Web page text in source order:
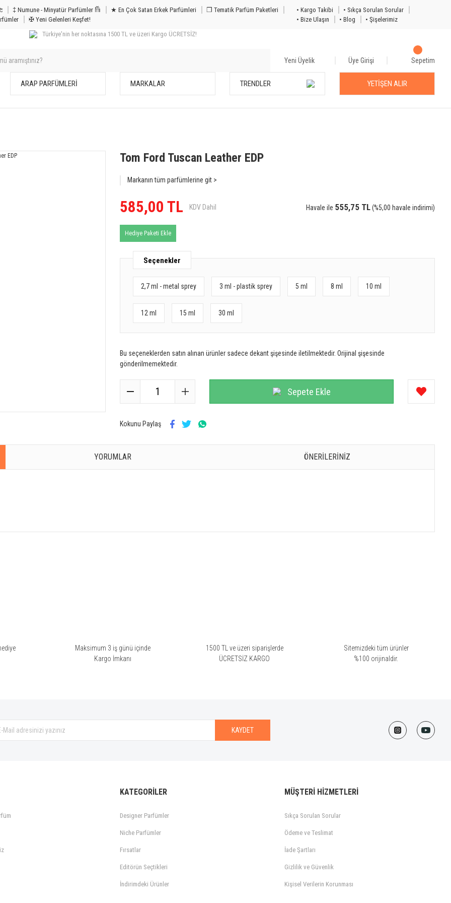
𐦝 ‡ Numune - Minyatür Parfümler 𐙏 ★ En Çok Satan Erkek Parfümleri
❒ Tematik Parfüm Paketleri
✠ Yeni Gelenleri Keşfet!
• Kargo Takibi
• Sıkça Sorulan Sorular
• Bize Ulaşın
• Blog
• Şişelerimiz
Türkiye'nin her noktasına 1500 TL ve üzeri Kargo ÜCRETSİZ!
Yeni Üyelik Üye Girişi Sepetim
ARAP PARFÜMLERİ MARKALAR TRENDLER YETİŞEN ALIR
Tom Ford Tuscan Leather EDP
Markanın tüm parfümlerine git >
585,00 TL KDV Dahil Havale ile 555,75 TL(%5,00 havale indirimi)
Hediye Paketi Ekle
Seçenekler
2,7 ml - metal sprey 3 ml - plastik sprey 5 ml 8 ml 10 ml
12 ml 15 ml 30 ml
Bu seçeneklerden satın alınan ürünler sadece dekant şişesinde iletilmektedir. Orijinal şişesinde
gönderilmemektedir.
Sepete Ekle
Kokunu Paylaş
YORUMLAR ÖNERILERINIZ
Maksimum 3 iş günü içinde
Kargo İmkanı
1500 TL ve üzeri siparişlerde
ÜCRETSİZ KARGO
Sitemizdeki tüm ürünler
%100 orijinaldir.
KAYDET
KATEGORİLER
Designer Parfümler
Niche Parfümler
Fırsatlar
Editörün Seçtikleri
İndirimdeki Ürünler
MÜŞTERİ HİZMETLERİ
Sıkça Sorulan Sorular
Ödeme ve Teslimat
İade Şartları
Gizlilik ve Güvenlik
Kişisel Verilerin Korunması